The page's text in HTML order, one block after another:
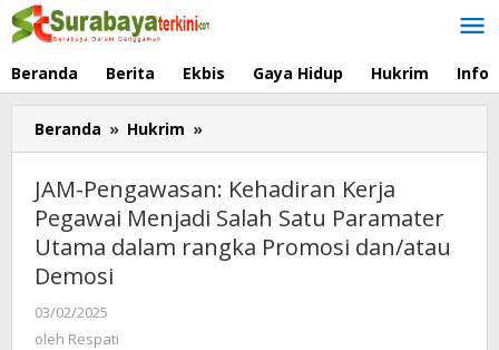
Lewati
ke
Beranda Berita Ekbis Gaya Hidup Hukrim Info
Beranda » Hukrim »
Pengawasan:
Kehadiran
Kerja
Pegawai
Menjadi
JAM-Pengawasan: Kehadiran Kerja
Pegawai Menjadi Salah Satu Paramater
Utama dalam rangka Promosi dan/atau
Demosi
03/02/2025
oleh Respati